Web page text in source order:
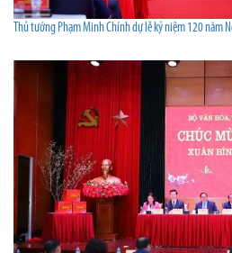
Thủ tướng Phạm Minh Chính dự lễ kỷ niệm 120 năm